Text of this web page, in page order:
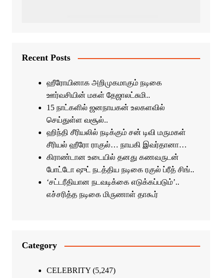
Recent Posts
ஹீரோயினாக அறிமுகமாகும் நடிகை
ஊர்வசியின் மகள் தேஜாலட்சுமி..
15 நாட்களில் ஜனநாயகன் உலகளவில்
செய்துள்ள வசூல்..
ஹிந்தி சீரியலில் நடிக்கும் சன் டிவி மருமகள்
சீரியல் ஹீரோ ராகுல்… நாயகி இவர்தானா…
கிராண்டான உடையில் தனது கணவருடன்
போட்டோ ஷுட் நடத்திய நடிகை ரகுல் ப்ரீத் சிங்..
‘சட்டரீதியான நடவடிக்கை எடுக்கப்படும்’..
எச்சரித்த நடிகை மிருணாள் தாகூர்
Category
CELEBRITY(5,247)